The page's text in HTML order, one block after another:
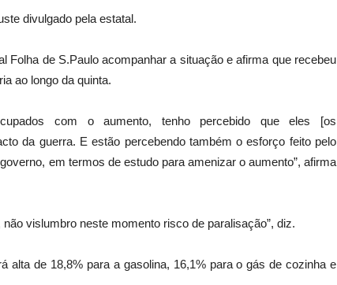
divulgado pela estatal.
Folha de S.Paulo acompanhar a situação e afirma que recebeu
ao longo da quinta.
com o aumento, tenho percebido que eles [os
da guerra. E estão percebendo também o esforço feito pelo
em termos de estudo para amenizar o aumento”, afirma
vislumbro neste momento risco de paralisação”, diz.
alta de 18,8% para a gasolina, 16,1% para o gás de cozinha e